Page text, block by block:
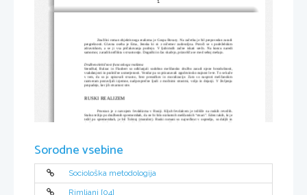
1
Značilni roman objektivnega realizma je Gospa Bovary. Na začetku je bil prepovedan zaradi
pregrešnosti. Glavna oseba je Ema, ženska ki ni z ničemer zadovoljna. Poroči se s podeželskim
zdravnikom,  a se ji vsa pričakovanja  podrejo.  V ljubimcih  začne  iskati  srečo.  Na koncu naredi
samomor, zaradi konflikta s stvarnostjo. Dogodki in čas skačejo, prizorišča se med seboj mešajo.
Družbenokritičnost francoskega realizma
Stendhal, Balzac  in Flaubert  so odklanjali  sodobno meščansko družbo zaradi  njene brezdušnosti,
vsakdanjosti in praktične usmerjenosti. Vendar pa so prizanavali zgodovinsko nujnost le-te. To se kaže
v tem, da so jo opisovali stvarno, brez presodkov in moralizacije.  Zato so nasproti meščanskim
razmeram postavljali izjemne, nadpovprečne ljudi z močnimi strastmi, voljo in dejanji. V življenju
propadejo, ker jih stvarnost stre.
RUSKI REALIZEM
Povezan je z razvojem fevdalizma v Rusiji. Kljub fevdalcem je težišče na ruskih revežih.
Stalno težijo po družbenih spremembah, da ne bi bilo nizkotnih meščanskih “stvari”. Eden takih, ki je
težil po spremembah, je bil Tolstoj (moralist). Ruski romani so največkrat v ospredju, so daljši in
družbeno politično opredeljeni. V njih ni opisovanja meščanskega razreda (vmesnega), so pa višji
N.V.GOGOLJ - Opisoval je rusko družbo (Nos, Portret). Po letnicah sicer spada v romantiko in je
Leta 1842 napiše novelo Plašč. To delo je priredil po resnični zgodbi, o človeku, ki je varčeval in si
uveljavijo izrazi mali človek in važna (pomembna) oseba. Nekatere stvari so groteskne (smešno-
tragične). V romanu se posmehuje važni osebi in s tem birokraciji. Pisatelj tu ne govori moralistično,
Večina ruskih romantikov pozno pride na zeleno vejo. Njegovi deli sta tudi Revizor (pregleduje
duše (nenavaden nedokončan roman, ki govori o kmetu, ki prodaja že umrle kmete na tuja posestva).
Sorodne vsebine
Sociološka metodologija
Rimljani [04]